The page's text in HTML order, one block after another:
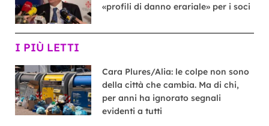
«profili di danno erariale» per i soci
I PIÙ LETTI
Cara Plures/Alia: le colpe non sono
della città che cambia. Ma di chi,
per anni ha ignorato segnali
evidenti a tutti